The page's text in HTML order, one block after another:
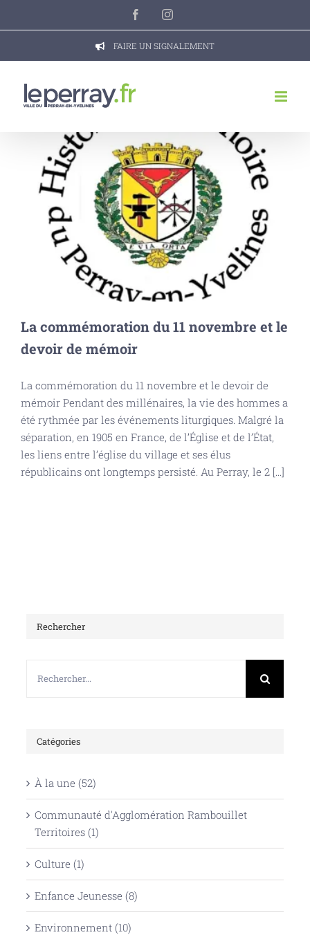
FacebookInstagram
FAIRE UN SIGNALEMENT
La commémoration du 11 novembre et le
devoir de mémoir
La commémoration du 11 novembre et le devoir de
mémoir Pendant des millénaires, la vie des hommes a
été rythmée par les événements liturgiques. Malgré la
séparation, en 1905 en France, de l’Église et de l’État,
les liens entre l’église du village et ses élus
républicains ont longtemps persisté. Au Perray, le 2 [...]
Rechercher
Catégories
À la une (52)
Communauté d'Agglomération Rambouillet
Territoires (1)
Culture (1)
Enfance Jeunesse (8)
Environnement (10)